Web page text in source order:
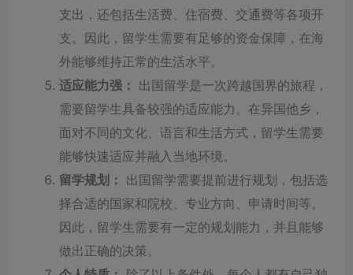
支出，还包括生活费、住宿费、交通费等各项开
支。因此，留学生需要有足够的资金保障，在海
外能够维持正常的生活水平。
适应能力强： 出国留学是一次跨越国界的旅程，
需要留学生具备较强的适应能力。在异国他乡，
面对不同的文化、语言和生活方式，留学生需要
能够快速适应并融入当地环境。
留学规划： 出国留学需要提前进行规划，包括选
择合适的国家和院校、专业方向、申请时间等。
因此，留学生需要有一定的规划能力，并且能够
做出正确的决策。